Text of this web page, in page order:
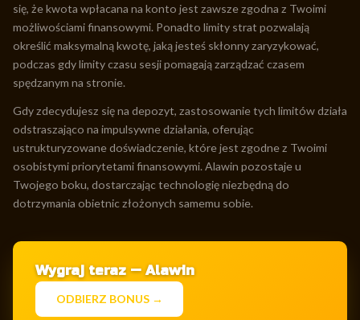
się, że kwota wpłacana na konto jest zawsze zgodna z Twoimi
możliwościami finansowymi. Ponadto limity strat pozwalają
określić maksymalną kwotę, jaką jesteś skłonny zaryzykować,
podczas gdy limity czasu sesji pomagają zarządzać czasem
spędzanym na stronie.
Gdy zdecydujesz się na depozyt, zastosowanie tych limitów działa
odstraszająco na impulsywne działania, oferując
ustrukturyzowane doświadczenie, które jest zgodne z Twoimi
osobistymi priorytetami finansowymi. Alawin pozostaje u
Twojego boku, dostarczając technologię niezbędną do
dotrzymania obietnic złożonych samemu sobie.
Wygraj teraz — Alawin
ODBIERZ BONUS →